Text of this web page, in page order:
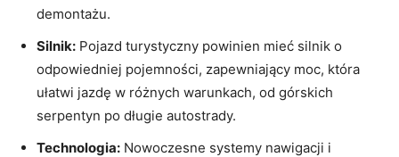
demontażu.
Silnik: Pojazd turystyczny powinien mieć silnik o
odpowiedniej pojemności, zapewniający moc, która
ułatwi jazdę w różnych warunkach, od górskich
serpentyn po długie autostrady.
Technologia: Nowoczesne systemy nawigacji i